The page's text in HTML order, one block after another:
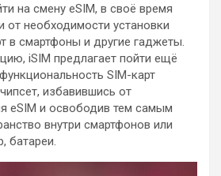
на смену eSIM, в своё время
от необходимости установки
в смартфоны и другие гаджеты.
iSIM предлагает пойти ещё
SIM-карт
избавившись от
eSIM и освободив тем самым
внутри смартфонов или
батареи.